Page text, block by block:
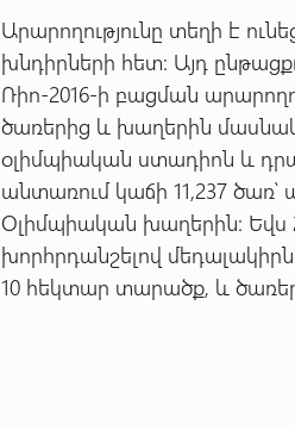
Արարողությունը տեղի է
խնդիրների հետ: Այդ
Ռիո-2016-ի բացման
ծառերից և խաղերին
օլիմպիական ստադիոն և
անտառում կաճի 11,237
Օլիմպիական խաղերին: Եվս
խորհրդանշելով
10 հեկտար տարածք, և